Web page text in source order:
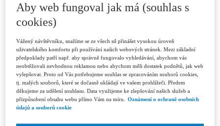
Journal Archive
For authors
Submitting Papers
Sections
Examples of Citations
Peer Review Process
Code of Ethics
Contacts
Licence and Royalty Terms and Conditions
Editorial board
Contacts
Aby web fungoval jak má (souhlas s
cookies)
Vážený návštěvníku, snažíme se ze všech sil přinášet vysokou úroveň
uživatelského komfortu při používání našich webových stránek. Mezi základní
předpoklady patří např. aby správně fungovalo vyhledávání, abychom vás
neobtěžovali nevhodnou reklamou nebo abychom měli dostatek podnětů, jak web
vylepšovat. Proto od Vás potřebujeme souhlas se zpracováním souborů cookies,
tj. malých souborů, které se dočasně ukládají ve vašem prohlížeči. Předem
děkujeme za udělení souhlasu. Data využijeme ke zlepšování našich služeb a
přizpůsobení obsahu webu přímo Vám na míru.
Oznámení o ochraně osobních
údajů a souborů cookie